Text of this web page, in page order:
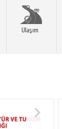
Ulaşım